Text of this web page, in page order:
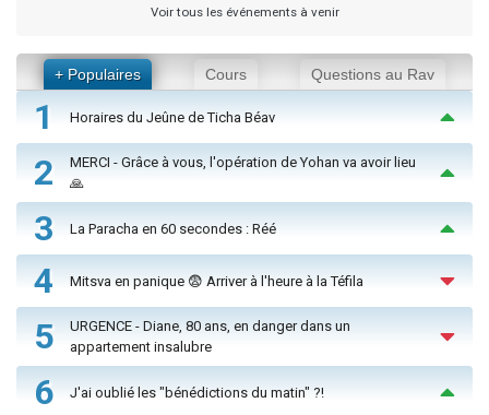
Voir tous les événements à venir
+ Populaires Cours Questions au Rav
1 Horaires du Jeûne de Ticha Béav
2
MERCI - Grâce à vous, l'opération de Yohan va avoir lieu
🙏
3 La Paracha en 60 secondes : Réé
4 Mitsva en panique 😨 Arriver à l'heure à la Téfila
5
URGENCE - Diane, 80 ans, en danger dans un
appartement insalubre
6 J'ai oublié les "bénédictions du matin" ?!